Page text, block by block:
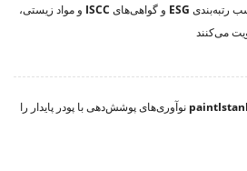
پوشش‌های پودری HSINDA با کسب رتبه‌بندی ESG و گواهی‌های ISCC و مواد زیستی،
می‌کنند
HSINDA در نمایشگاه paintIstanbul 2026 نوآوری‌های پوشش‌دهی با پودر پایدار را